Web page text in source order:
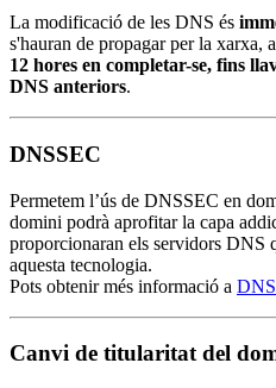
La modificació de les DNS és
s'hauran de propagar per la xarxa,
12 hores en completar-se, fins
DNS anteriors.
DNSSEC
Permetem l’ús de DNSSEC en
domini podrà aprofitar la capa
proporcionaran els servidors DNS
aquesta tecnologia.
Pots obtenir més informació a
Canvi de titularitat del